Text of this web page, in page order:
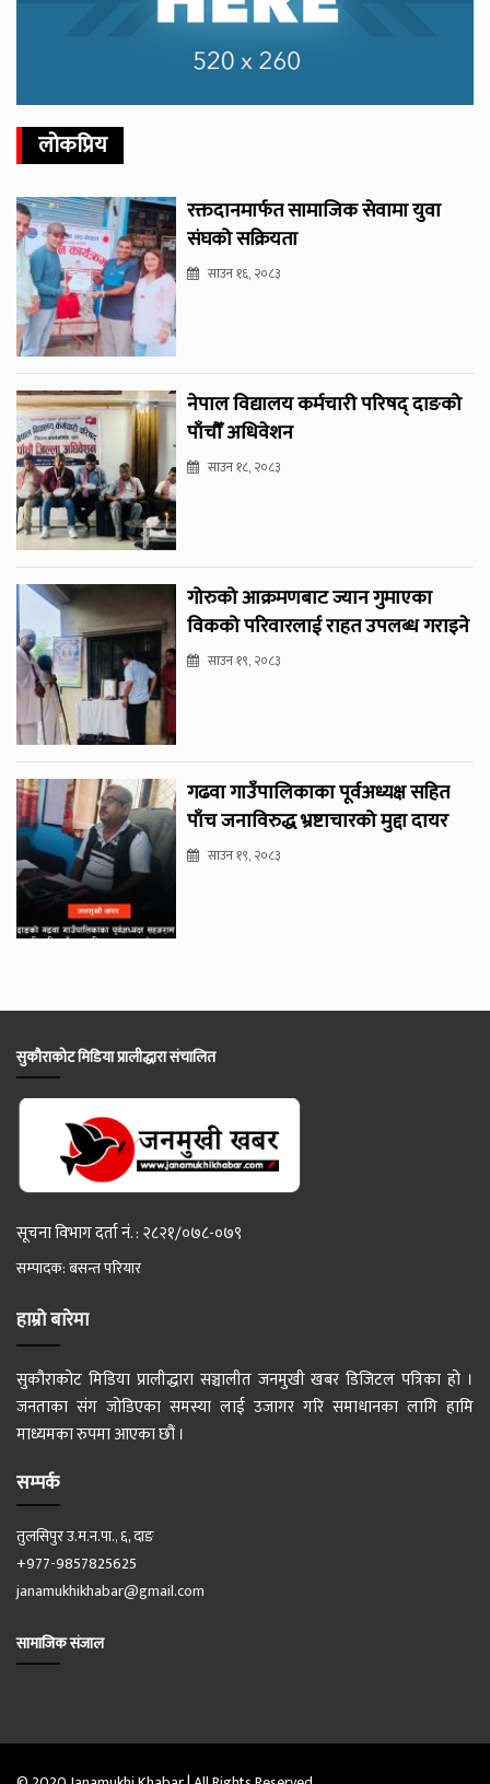
लोकप्रिय
रक्तदानमार्फत सामाजिक सेवामा युवा
संघको सक्रियता
साउन १६, २०८३
नेपाल विद्यालय कर्मचारी परिषद् दाङको
पाँचौँ अधिवेशन
साउन १८, २०८३
गोरुको आक्रमणबाट ज्यान गुमाएका
विकको परिवारलाई राहत उपलब्ध गराइने
साउन १९, २०८३
गढवा गाउँपालिकाका पूर्वअध्यक्ष सहित
पाँच जनाविरुद्ध भ्रष्टाचारको मुद्दा दायर
साउन १९, २०८३
सुकौराकोट मिडिया प्रालीद्धारा संचालित
सूचना विभाग दर्ता नं. : २८२१/०७८-०७९
सम्पादक: बसन्त परियार
हाम्रो बारेमा
सुकौराकोट मिडिया प्रालीद्धारा सञ्चालीत जनमुखी खबर डिजिटल पत्रिका हो ।
जनताका संग जोडिएका समस्या लाई उजागर गरि समाधानका लागि हामि
माध्यमका रुपमा आएका छौं ।
सम्पर्क
तुलसिपुर उ.म.न.पा., ६, दाङ
+977-9857825625
janamukhikhabar@gmail.com
सामाजिक संजाल